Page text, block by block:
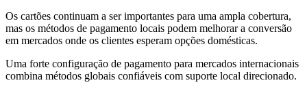
Os cartões continuam a ser importantes para uma ampla cobertura,
mas os métodos de pagamento locais podem melhorar a conversão
em mercados onde os clientes esperam opções domésticas.
Uma forte configuração de pagamento para mercados internacionais
combina métodos globais confiáveis com suporte local direcionado.